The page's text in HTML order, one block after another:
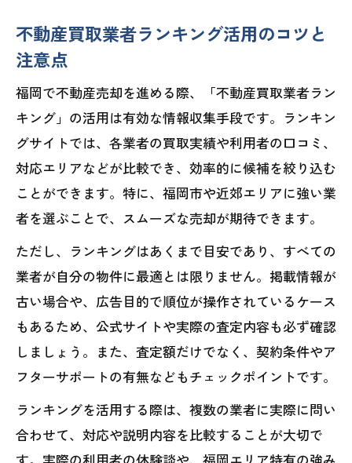
底解説
指すには
福岡の査定比較で現金化を早めるポイン
トとは
データで読み解く福岡の売却動向と地価変動
福岡 不動産売却に役立つ最新地価動向を
解説
実際の売却データから見る福岡市の市場
傾向
中古マンション売却動向をデータで深掘
り分析
売却価格と地価変動の関係性を分かりや
不動産市場の推移が売却時期に与える影
響とは
不動産買取業者ランキング活用のコツと
注意点
福岡で不動産売却を進める際、「不動産買取業者ラン
キング」の活用は有効な情報収集手段です。ランキン
グサイトでは、各業者の買取実績や利用者の口コミ、
対応エリアなどが比較でき、効率的に候補を絞り込む
ことができます。特に、福岡市や近郊エリアに強い業
者を選ぶことで、スムーズな売却が期待できます。
ただし、ランキングはあくまで目安であり、すべての
業者が自分の物件に最適とは限りません。掲載情報が
古い場合や、広告目的で順位が操作されているケース
もあるため、公式サイトや実際の査定内容も必ず確認
しましょう。また、査定額だけでなく、契約条件やア
フターサポートの有無などもチェックポイントです。
ランキングを活用する際は、複数の業者に実際に問い
合わせて、対応や説明内容を比較することが大切で